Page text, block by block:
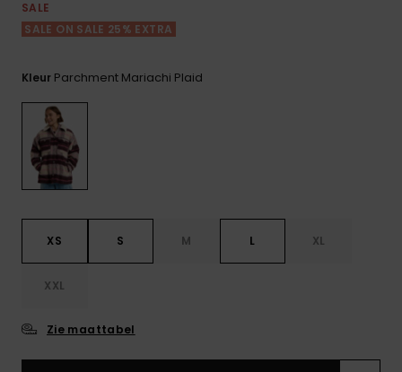
Swim
STORE LOCATOR
VERLANGLIJST
SALE
SALE ON SALE 25% EXTRA
Kleur Parchment Mariachi Plaid
XS S M L XL
XXL
Zie maattabel